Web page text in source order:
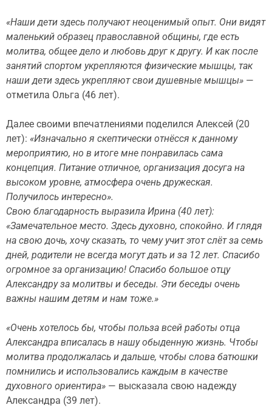
«Наши дети здесь получают неоценимый опыт. Они видят
маленький образец православной общины, где есть
молитва, общее дело и любовь друг к другу. И как после
занятий спортом укрепляются физические мышцы, так
наши дети здесь укрепляют свои душевные мышцы» —
отметила Ольга (46 лет).
Далее своими впечатлениями поделился Алексей (20
лет): «Изначально я скептически отнёсся к данному
мероприятию, но в итоге мне понравилась сама
концепция. Питание отличное, организация досуга на
высоком уровне, атмосфера очень дружеская.
Получилось интересно».
Свою благодарность выразила Ирина (40 лет):
«Замечательное место. Здесь духовно, спокойно. И глядя
на свою дочь, хочу сказать, то чему учит этот слёт за семь
дней, родители не всегда могут дать и за 12 лет. Спасибо
огромное за организацию! Спасибо большое отцу
Александру за молитвы и беседы. Эти беседы очень
важны нашим детям и нам тоже.»
«Очень хотелось бы, чтобы польза всей работы отца
Александра вписалась в нашу обыденную жизнь. Чтобы
молитва продолжалась и дальше, чтобы слова батюшки
помнились и использовались каждым в качестве
духовного ориентира» — высказала свою надежду
Александра (39 лет).